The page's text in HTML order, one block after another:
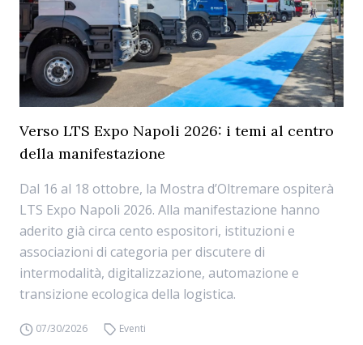
Verso LTS Expo Napoli 2026: i temi al centro
della manifestazione
Dal 16 al 18 ottobre, la Mostra d’Oltremare ospiterà
LTS Expo Napoli 2026. Alla manifestazione hanno
aderito già circa cento espositori, istituzioni e
associazioni di categoria per discutere di
intermodalità, digitalizzazione, automazione e
transizione ecologica della logistica.
07/30/2026 Eventi